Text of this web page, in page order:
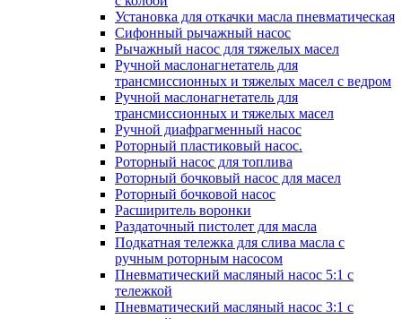
Установка для откачки масла пневматическая
Сифонный рычажный насос
Рычажный насос для тяжелых масел
Ручной маслонагнетатель для
трансмиссионных и тяжелых масел с ведром
Ручной маслонагнетатель для
трансмиссионных и тяжелых масел
Ручной диафрагменный насос
Роторный пластиковый насос.
Роторный насос для топлива
Роторный бочковый насос для масел
Роторный бочковой насос
Расширитель воронки
Раздаточный пистолет для масла
Подкатная тележка для слива масла с
ручным роторным насосом
Пневматический масляный насос 5:1 с
тележкой
Пневматический масляный насос 3:1 с